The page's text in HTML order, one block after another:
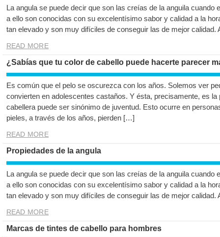
La angula se puede decir que son las creías de la anguila cuando
a ello son conocidas con su excelentísimo sabor y calidad a la
tan elevado y son muy difíciles de conseguir las de mejor
READ MORE
¿Sabías que tu color de cabello puede hacerte parecer
Es común que el pelo se oscurezca con los años. Solemos ver
convierten en adolescentes castaños. Y ésta, precisamente, es
cabellera puede ser sinónimo de juventud. Esto ocurre en
pieles, a través de los años, pierden […]
READ MORE
Propiedades de la angula
La angula se puede decir que son las creías de la anguila cuando
a ello son conocidas con su excelentísimo sabor y calidad a la
tan elevado y son muy difíciles de conseguir las de mejor
READ MORE
Marcas de tintes de cabello para hombres